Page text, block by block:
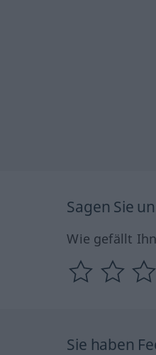
Sagen Sie
Wie gefällt
Sie haben